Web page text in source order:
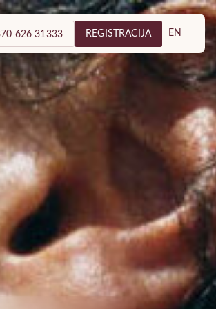
estetinės
626 31333 REGISTRACIJA EN